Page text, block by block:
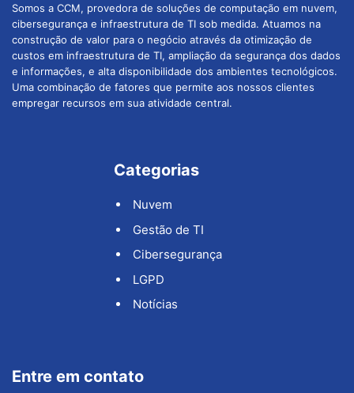
Somos a CCM, provedora de soluções de computação em nuvem,
cibersegurança e infraestrutura de TI sob medida. Atuamos na
construção de valor para o negócio através da otimização de
custos em infraestrutura de TI, ampliação da segurança dos dados
e informações, e alta disponibilidade dos ambientes tecnológicos.
Uma combinação de fatores que permite aos nossos clientes
empregar recursos em sua atividade central.
Categorias
Nuvem
Gestão de TI
Cibersegurança
LGPD
Notícias
Entre em contato